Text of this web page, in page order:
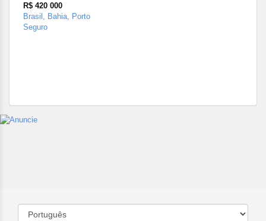
R$ 420 000
Brasil, Bahia, Porto
Seguro